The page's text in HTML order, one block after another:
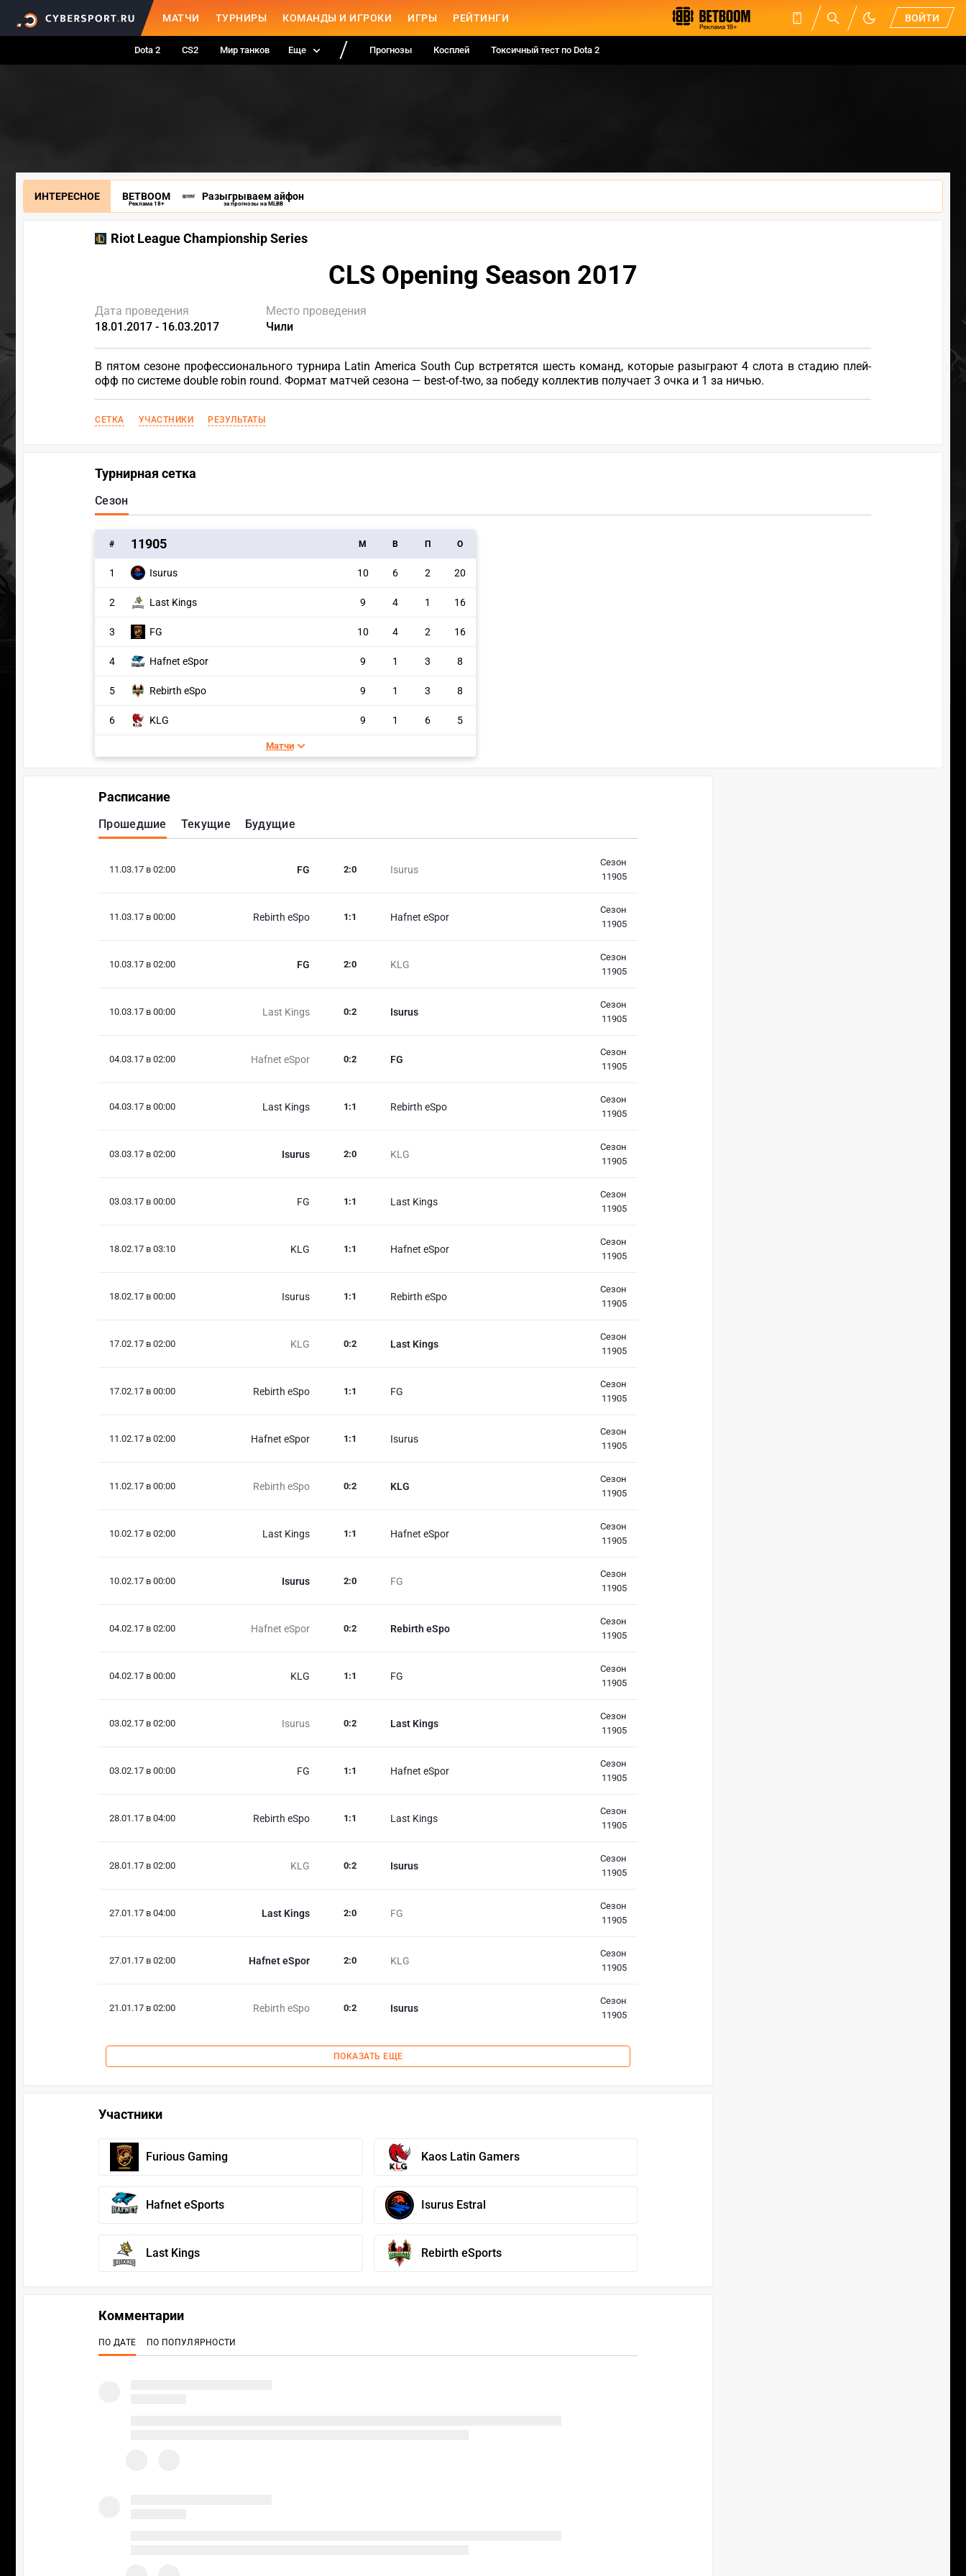
МАТЧИ ТУРНИРЫ КОМАНДЫ И ИГРОКИ ИГРЫ РЕЙТИНГИ ВОЙТИ
Dota 2 CS2 Мир танков Еще Прогнозы Косплей Токсичный тест по Dota 2
ИНТЕРЕСНОЕ BETBOOM
Реклама 18+
Разыгрываем айфон
за прогнозы на MLBB
Riot League Championship Series
CLS Opening Season 2017
Дата проведения
18.01.2017 - 16.03.2017
Место проведения
Чили
В пятом сезоне профессионального турнира Latin America South Cup встретятся шесть команд, которые разыграют 4 слота в стадию плей-
офф по системе double robin round. Формат матчей сезона — best-of-two, за победу коллектив получает 3 очка и 1 за ничью.
СЕТКА УЧАСТНИКИ РЕЗУЛЬТАТЫ
Турнирная сетка
Сезон
# 11905 M В П О
1 Isurus 10 6 2 20
2 Last Kings 9 4 1 16
3 FG 10 4 2 16
4 Hafnet eSpor 9 1 3 8
5 Rebirth eSpo 9 1 3 8
6 KLG 9 1 6 5
Матчи
Расписание
Прошедшие Текущие Будущие
11.03.17 в 02:00 FG Isurus
2:0
Сезон
11905
11.03.17 в 00:00 Rebirth eSpo Hafnet eSpor
1 :1
Сезон
11905
10.03.17 в 02:00 FG KLG
2:0
Сезон
11905
10.03.17 в 00:00 Last Kings Isurus
0:2
Сезон
11905
04.03.17 в 02:00 Hafnet eSpor FG
0:2
Сезон
11905
04.03.17 в 00:00 Last Kings Rebirth eSpo
1 :1
Сезон
11905
03.03.17 в 02:00 Isurus KLG
2:0
Сезон
11905
03.03.17 в 00:00 FG Last Kings
1 :1
Сезон
11905
18.02.17 в 03:10 KLG Hafnet eSpor
1 :1
Сезон
11905
18.02.17 в 00:00 Isurus Rebirth eSpo
1 :1
Сезон
11905
17.02.17 в 02:00 KLG Last Kings
0:2
Сезон
11905
17.02.17 в 00:00 Rebirth eSpo FG
1 :1
Сезон
11905
11.02.17 в 02:00 Hafnet eSpor Isurus
1 :1
Сезон
11905
11.02.17 в 00:00 Rebirth eSpo KLG
0:2
Сезон
11905
10.02.17 в 02:00 Last Kings Hafnet eSpor
1 :1
Сезон
11905
10.02.17 в 00:00 Isurus FG
2:0
Сезон
11905
04.02.17 в 02:00 Hafnet eSpor Rebirth eSpo
0:2
Сезон
11905
04.02.17 в 00:00 KLG FG
1 :1
Сезон
11905
03.02.17 в 02:00 Isurus Last Kings
0:2
Сезон
11905
03.02.17 в 00:00 FG Hafnet eSpor
1 :1
Сезон
11905
28.01.17 в 04:00 Rebirth eSpo Last Kings
1 :1
Сезон
11905
28.01.17 в 02:00 KLG Isurus
0:2
Сезон
11905
27.01.17 в 04:00 Last Kings FG
2:0
Сезон
11905
27.01.17 в 02:00 Hafnet eSpor KLG
2:0
Сезон
11905
21.01.17 в 02:00 Rebirth eSpo Isurus
0:2
Сезон
11905
ПОКАЗАТЬ ЕЩЕ
Участники
Furious Gaming Kaos Latin Gamers
Hafnet eSports Isurus Estral
Last Kings Rebirth eSports
Комментарии
ПО ДАТЕ ПО ПОПУЛЯРНОСТИ